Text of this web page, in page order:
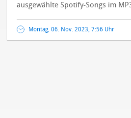
ausgewählte Spotify-Songs im
Montag, 06. Nov. 2023, 7:56 Uhr